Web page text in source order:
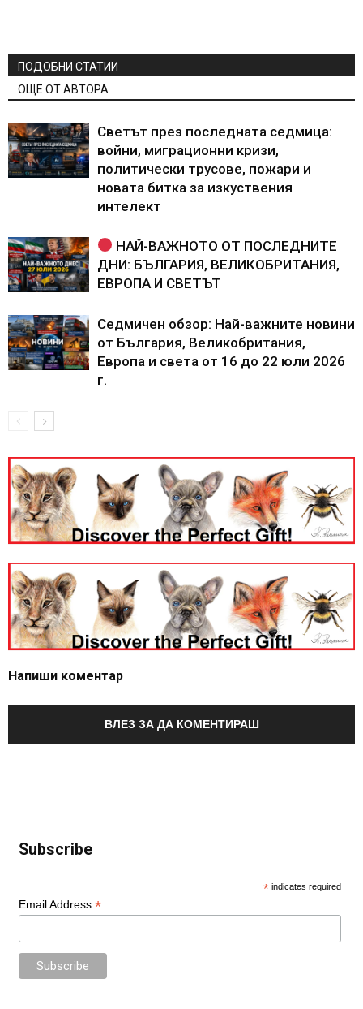
ПОДОБНИ СТАТИИ
ОЩЕ ОТ АВТОРА
Светът през последната седмица:
войни, миграционни кризи,
политически трусове, пожари и
новата битка за изкуствения
интелект
НАЙ-ВАЖНОТО ОТ ПОСЛЕДНИТЕ
ДНИ: БЪЛГАРИЯ, ВЕЛИКОБРИТАНИЯ,
ЕВРОПА И СВЕТЪТ
Седмичен обзор: Най-важните новини
от България, Великобритания,
Европа и света от 16 до 22 юли 2026
г.
Напиши коментар
ВЛЕЗ ЗА ДА КОМЕНТИРАШ
Subscribe
* indicates required
Email Address *